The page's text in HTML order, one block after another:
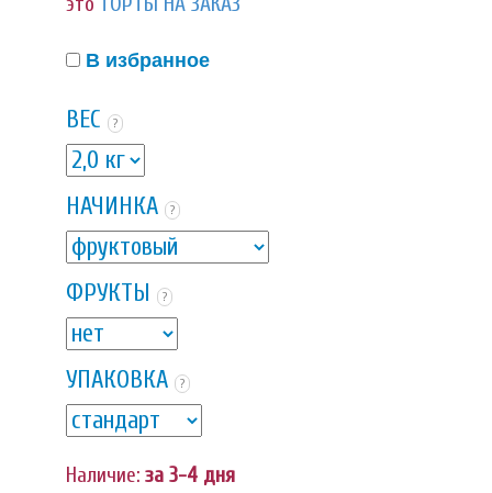
В избранное
ВЕС ?
НАЧИНКА ?
ФРУКТЫ ?
УПАКОВКА ?
Наличие: за 3-4 дня